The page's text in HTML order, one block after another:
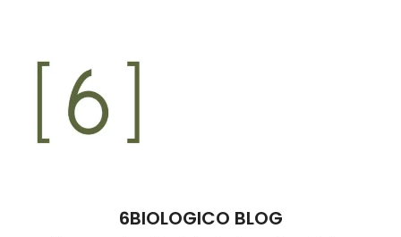
6BIOLOGICO BLOG